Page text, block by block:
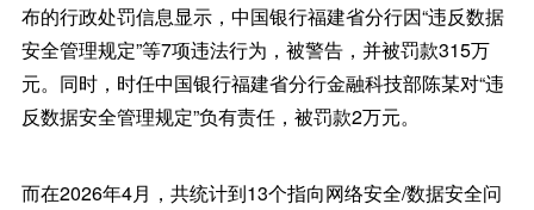
布的行政处罚信息显示，中国银行福建省分行因“违反数据
安全管理规定”等7项违法行为，被警告，并被罚款315万
元。同时，时任中国银行福建省分行金融科技部陈某对“违
反数据安全管理规定”负有责任，被罚款2万元。
而在2026年4月，共统计到13个指向网络安全/数据安全问